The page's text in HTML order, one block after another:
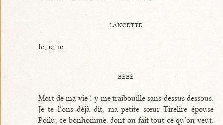
lancette
Ie, ie, ie.
bébé
Mort de ma vie ! y me traibouille sans dessus dessous.
Je te l’ons déjà dit, ma petite sœur Tirelire épouse
Poilu, ce bonhomme, dont on fait tout ce qu’on veut.